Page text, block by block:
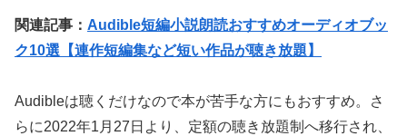
関連記事： Audible短編小説朗読おすすめオーディオブッ
ク10選【連作短編集など短い作品が聴き放題】
Audibleは聴くだけなので本が苦手な方にもおすすめ。さ
らに2022年1月27日より、 定額の聴き放題制 へ移行され、